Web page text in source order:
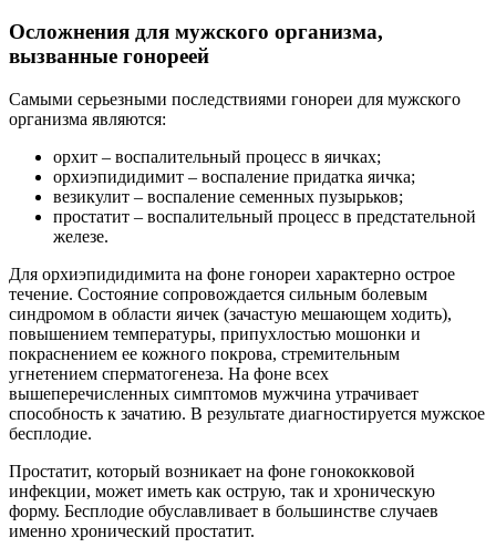
Осложнения для мужского организма,
вызванные гонореей
Самыми серьезными последствиями гонореи для мужского
организма являются:
орхит – воспалительный процесс в яичках;
орхиэпидидимит – воспаление придатка яичка;
везикулит – воспаление семенных пузырьков;
простатит – воспалительный процесс в предстательной
железе.
Для орхиэпидидимита на фоне гонореи характерно острое
течение. Состояние сопровождается сильным болевым
синдромом в области яичек (зачастую мешающем ходить),
повышением температуры, припухлостью мошонки и
покраснением ее кожного покрова, стремительным
угнетением сперматогенеза. На фоне всех
вышеперечисленных симптомов мужчина утрачивает
способность к зачатию. В результате диагностируется мужское
бесплодие.
Простатит, который возникает на фоне гонококковой
инфекции, может иметь как острую, так и хроническую
форму. Бесплодие обуславливает в большинстве случаев
именно хронический простатит.